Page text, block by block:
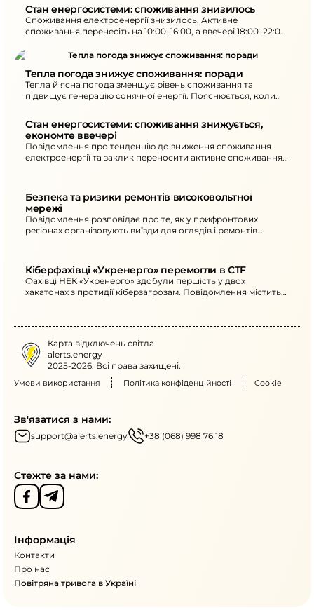
Стан енергосистеми: споживання знизилось
Споживання електроенергії знизилось. Активне
споживання перенесіть на 10:00–16:00, а ввечері 18:00–22:00
Тепла погода знижує споживання: поради
Тепла й ясна погода зменшує рівень споживання та
підвищує генерацію сонячної енергії. Пояснюється, коли
споживачам коригувати навантаження.
Стан енергосистеми: споживання знижується,
економте ввечері
Повідомлення про тенденцію до зниження споживання
електроенергії та заклик переносити активне споживання
рекомендації щодо ощадного споживання ввечері.
Безпека та ризики ремонтів високовольтної
мережі
Повідомлення розповідає про те, як у прифронтових
регіонах організовують виїзди для оглядів і ремонтів
Кіберфахівці «Укренерго» перемогли в CTF
Фахівці НЕК «Укренерго» здобули першість у двох
хакатонах з протидії кіберзагрозам. Повідомлення містить
Карта відключень світла
alerts.energy
2025-2026. Всі права захищені.
Умови використання Політика конфіденційності Cookie
Зв'язатися з нами:
support@alerts.energy +38 (068) 998 76 18
Стежте за нами:
Інформація
Контакти
Про нас
Повітряна тривога в Україні